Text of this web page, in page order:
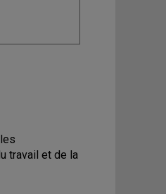
travail et de la